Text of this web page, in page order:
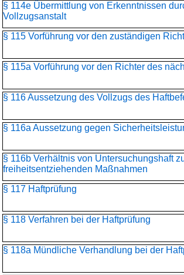
§ 114e Übermittlung von Erkenntnissen
Vollzugsanstalt
§ 115 Vorführung vor den zuständigen
§ 115a Vorführung vor den Richter des
§ 116 Aussetzung des Vollzugs des
§ 116a Aussetzung gegen
§ 116b Verhältnis von Untersuchungshaft
freiheitsentziehenden Maßnahmen
§ 117 Haftprüfung
§ 118 Verfahren bei der Haftprüfung
§ 118a Mündliche Verhandlung bei der